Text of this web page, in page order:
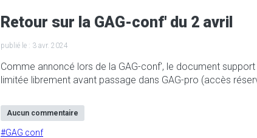
Retour sur la GAG-conf' du 2 avril
publié le : 3 avr. 2024
Comme annoncé lors de la GAG-conf', le document
limitée librement avant passage dans GAG-pro (accès
Aucun commentaire
#GAG conf